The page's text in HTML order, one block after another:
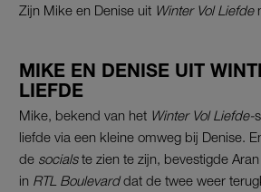
Zijn Mike en Denise uit WinterVol Liefde
MIKE EN DENISE UIT
LIEFDE
Mike, bekend van het Winter Vol Liefde-
liefde via een kleine omweg bij Denise.
de socialste zien te zijn, bevestigde
in RTL Boulevarddat de twee weer